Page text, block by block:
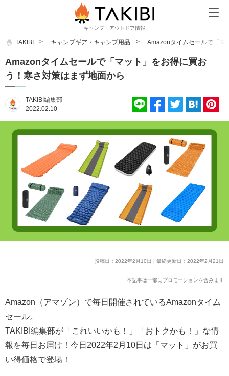
キャンプ・アウトドア情報
TAKIBI キャンプギア・キャンプ用品 Amazonタイムセールで「マ
Amazonタイムセールで「マット」をお得に買お
う！寒さ対策はまず地面から
TAKIBI編集部
2022.02.10
投稿日：2022年2月10日 | 最終更新日：2022年2月21日
本記事は一部にプロモーションを含みます
Amazon（アマゾン）で毎日開催されているAmazonタイム
セール。
TAKIBI編集部が「これいいかも！」「おトクかも！」な情
報を毎日お届け！今日2022年2月10日は「マット」がお買
い得価格で登場！